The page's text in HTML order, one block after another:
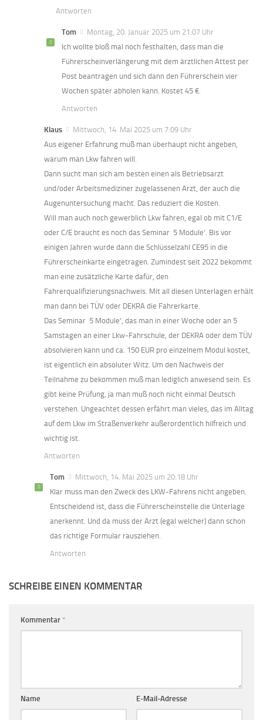
Antworten
Tom
Montag, 20. Januar 2025 um 21:07 Uhr
Ich wollte bloß mal noch festhalten, dass man die
Führerscheinverlängerung mit dem ärztlichen Attest per
Post beantragen und sich dann den Führerschein vier
Wochen später abholen kann. Kostet 45 €.
Antworten
Klaus
Mittwoch, 14. Mai 2025 um 7:09 Uhr
Aus eigener Erfahrung muß man überhaupt nicht angeben,
warum man Lkw fahren will.
Dann sucht man sich am besten einen als Betriebsarzt
und/oder Arbeitsmediziner zugelassenen Arzt, der auch die
Augenuntersuchung macht. Das reduziert die Kosten.
Will man auch noch gewerblich Lkw fahren, egal ob mit C1/E
oder C/E braucht es noch das Seminar ‚5 Module‘. Bis vor
einigen Jahren wurde dann die Schlüsselzahl CE95 in die
Führerscheinkarte eingetragen. Zumindest seit 2022 bekommt
man eine zusätzliche Karte dafür, den
Fahrerqualifizierungsnachweis. Mit all diesen Unterlagen erhält
man dann bei TÜV oder DEKRA die Fahrerkarte.
Das Seminar ‚5 Module‘, das man in einer Woche oder an 5
Samstagen an einer Lkw-Fahrschule, der DEKRA oder dem TÜV
absolvieren kann und ca. 150 EUR pro einzelnem Modul kostet,
ist eigentlich ein absoluter Witz. Um den Nachweis der
Teilnahme zu bekommen muß man lediglich anwesend sein. Es
gibt keine Prüfung, ja man muß noch nicht einmal Deutsch
verstehen. Ungeachtet dessen erfährt man vieles, das im Alltag
auf dem Lkw im Straßenverkehr außerordentlich hilfreich und
wichtig ist.
Antworten
Tom
Mittwoch, 14. Mai 2025 um 20:18 Uhr
Klar muss man den Zweck des LKW-Fahrens nicht angeben.
Entscheidend ist, dass die Führerscheinstelle die Unterlage
anerkennt. Und da muss der Arzt (egal welcher) dann schon
das richtige Formular rausziehen.
Antworten
SCHREIBE EINEN KOMMENTAR
Kommentar *
Name E-Mail-Adresse